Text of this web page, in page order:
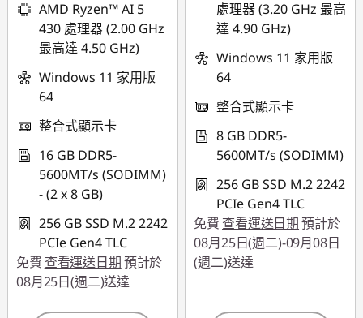
AMD Ryzen™ AI 5
430 處理器 (2.00 GHz
最高達 4.50 GHz)
Windows 11 家用版
64
整合式顯示卡
16 GB DDR5-
5600MT/s (SODIMM)
- (2 x 8 GB)
256 GB SSD M.2 2242
PCIe Gen4 TLC
免費 查看運送日期預計於
08月25日(週二)送達
處理器 (3.20 GHz 最高
達 4.90 GHz)
Windows 11 家用版
64
整合式顯示卡
8 GB DDR5-
5600MT/s (SODIMM)
256 GB SSD M.2 2242
PCIe Gen4 TLC
免費 查看運送日期預計於
08月25日(週二)-09月08日
(週二)送達